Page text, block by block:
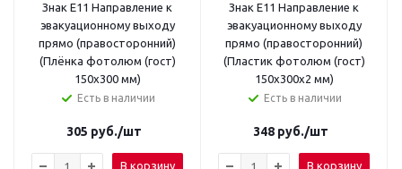
Знак E11 Направление к
эвакуационному выходу
прямо (правосторонний)
(Плёнка фотолюм (гост)
150х300 мм)
Есть в наличии
305 руб./шт
В корзину
Знак E11 Направление к
эвакуационному выходу
прямо (правосторонний)
(Пластик фотолюм (гост)
150х300х2 мм)
Есть в наличии
348 руб./шт
В корзину